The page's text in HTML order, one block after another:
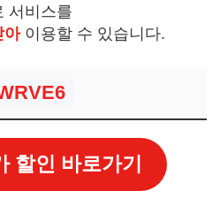
서비스를
아이용할 수 있습니다.
할인 바로가기